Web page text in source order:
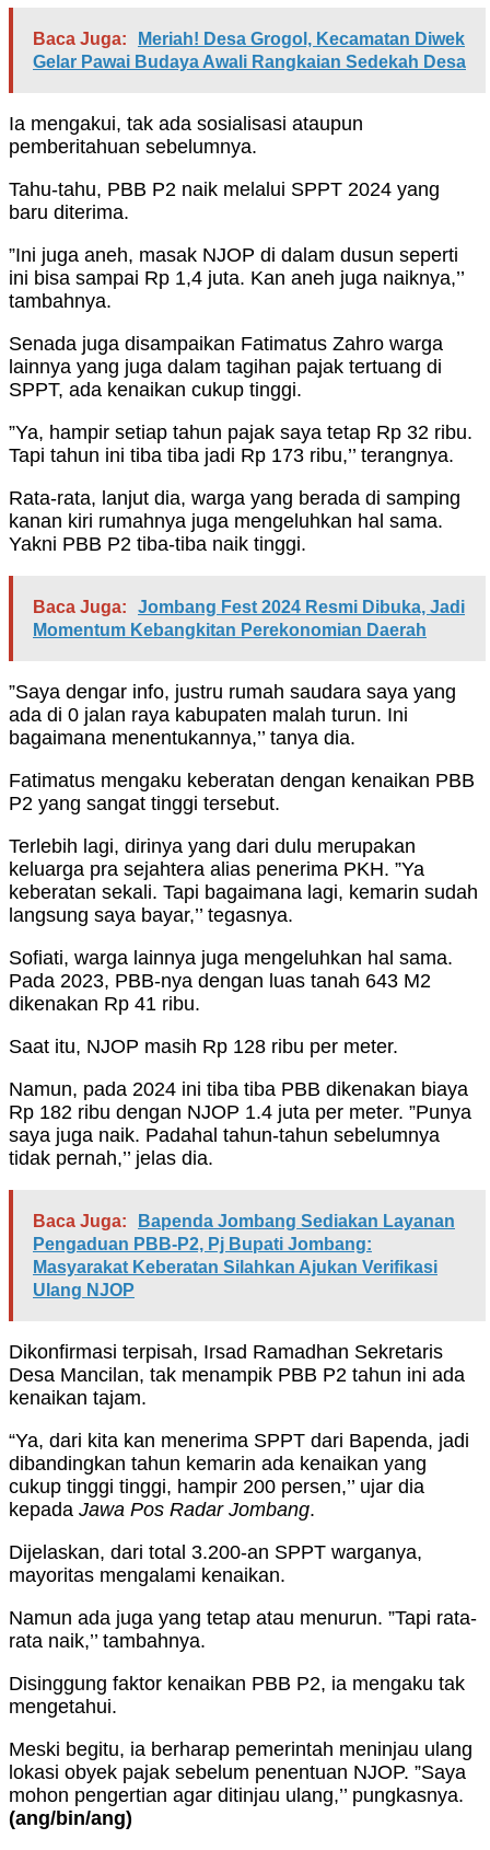
Baca Juga:
Meriah! Desa Grogol, Kecamatan Diwek
Gelar Pawai Budaya Awali Rangkaian Sedekah Desa
Ia mengakui, tak ada sosialisasi ataupun
pemberitahuan sebelumnya.
Tahu-tahu, PBB P2 naik melalui SPPT 2024 yang
baru diterima.
”Ini juga aneh, masak NJOP di dalam dusun seperti
ini bisa sampai Rp 1,4 juta. Kan aneh juga naiknya,’’
tambahnya.
Senada juga disampaikan Fatimatus Zahro warga
lainnya yang juga dalam tagihan pajak tertuang di
SPPT, ada kenaikan cukup tinggi.
”Ya, hampir setiap tahun pajak saya tetap Rp 32 ribu.
Tapi tahun ini tiba tiba jadi Rp 173 ribu,’’ terangnya.
Rata-rata, lanjut dia, warga yang berada di samping
kanan kiri rumahnya juga mengeluhkan hal sama.
Yakni PBB P2 tiba-tiba naik tinggi.
Baca Juga:
Jombang Fest 2024 Resmi Dibuka, Jadi
Momentum Kebangkitan Perekonomian Daerah
”Saya dengar info, justru rumah saudara saya yang
ada di 0 jalan raya kabupaten malah turun. Ini
bagaimana menentukannya,’’ tanya dia.
Fatimatus mengaku keberatan dengan kenaikan PBB
P2 yang sangat tinggi tersebut.
Terlebih lagi, dirinya yang dari dulu merupakan
keluarga pra sejahtera alias penerima PKH. ”Ya
keberatan sekali. Tapi bagaimana lagi, kemarin sudah
langsung saya bayar,’’ tegasnya.
Sofiati, warga lainnya juga mengeluhkan hal sama.
Pada 2023, PBB-nya dengan luas tanah 643 M2
dikenakan Rp 41 ribu.
Saat itu, NJOP masih Rp 128 ribu per meter.
Namun, pada 2024 ini tiba tiba PBB dikenakan biaya
Rp 182 ribu dengan NJOP 1.4 juta per meter. ”Punya
saya juga naik. Padahal tahun-tahun sebelumnya
tidak pernah,’’ jelas dia.
Baca Juga:
Bapenda Jombang Sediakan Layanan
Pengaduan PBB-P2, Pj Bupati Jombang:
Masyarakat Keberatan Silahkan Ajukan Verifikasi
Ulang NJOP
Dikonfirmasi terpisah, Irsad Ramadhan Sekretaris
Desa Mancilan, tak menampik PBB P2 tahun ini ada
kenaikan tajam.
“Ya, dari kita kan menerima SPPT dari Bapenda, jadi
dibandingkan tahun kemarin ada kenaikan yang
cukup tinggi tinggi, hampir 200 persen,’’ ujar dia
kepada Jawa Pos Radar Jombang.
Dijelaskan, dari total 3.200-an SPPT warganya,
mayoritas mengalami kenaikan.
Namun ada juga yang tetap atau menurun. ”Tapi rata-
rata naik,’’ tambahnya.
Disinggung faktor kenaikan PBB P2, ia mengaku tak
mengetahui.
Meski begitu, ia berharap pemerintah meninjau ulang
lokasi obyek pajak sebelum penentuan NJOP. ”Saya
mohon pengertian agar ditinjau ulang,’’ pungkasnya.
(ang/bin/ang)